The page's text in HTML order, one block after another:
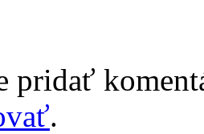
pridať
.